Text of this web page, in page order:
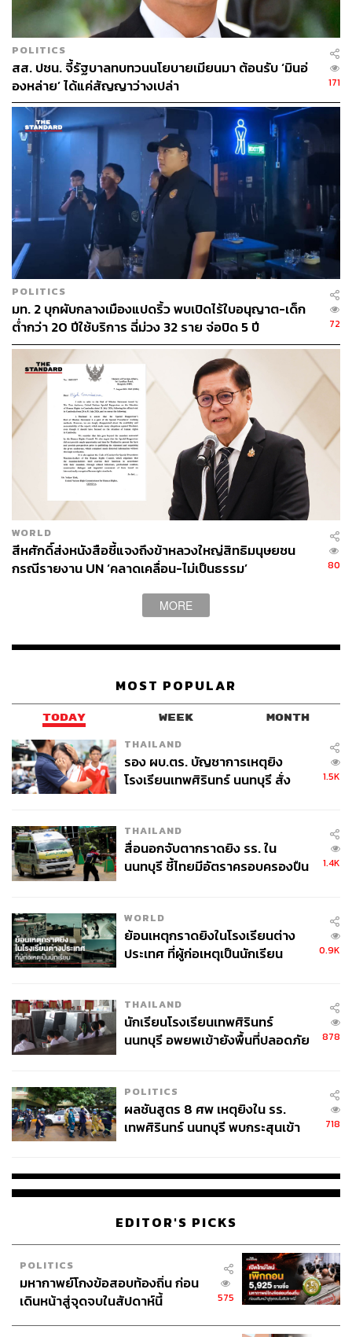
POLITICS
สส. ปชน. จี้รัฐบาลทบทวนนโยบายเมียนมา ต้อนรับ ‘มินอ่
องหล่าย’ ได้แค่สัญญาว่างเปล่า
171
POLITICS
มท. 2 บุกผับกลางเมืองแปดริ้ว พบเปิดไร้ใบอนุญาต-เด็ก
ต่ำกว่า 20 ปีใช้บริการ ฉี่ม่วง 32 ราย จ่อปิด 5 ปี
72
WORLD
สีหศักดิ์ส่งหนังสือชี้แจงถึงข้าหลวงใหญ่สิทธิมนุษยชน
กรณีรายงาน UN ‘คลาดเคลื่อน-ไม่เป็นธรรม’
80
MORE
MOST POPULAR
TODAY WEEK MONTH
THAILAND
รอง ผบ.ตร. บัญชาการเหตุยิง
โรงเรียนเทพศิรินทร์ นนทบุรี สั่ง
1.5K
THAILAND
สื่อนอกจับตากราดยิง รร. ใน
นนทบุรี ชี้ไทยมีอัตราครอบครองปืน
1.4K
WORLD
ย้อนเหตุกราดยิงในโรงเรียนต่าง
ประเทศ ที่ผู้ก่อเหตุเป็นนักเรียน
0.9K
THAILAND
นักเรียนโรงเรียนเทพศิรินทร์
นนทบุรี อพยพเข้ายังพื้นที่ปลอดภัย
878
POLITICS
ผลชันสูตร 8 ศพ เหตุยิงใน รร.
เทพศิรินทร์ นนทบุรี พบกระสุนเข้า
718
EDITOR'S PICKS
POLITICS
มหากาพย์โกงข้อสอบท้องถิ่น ก่อน
เดินหน้าสู่จุดจบในสัปดาห์นี้
575